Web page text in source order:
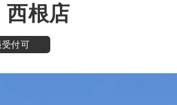
西根店
付可